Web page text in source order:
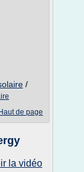
/
Haut de page
la vidéo